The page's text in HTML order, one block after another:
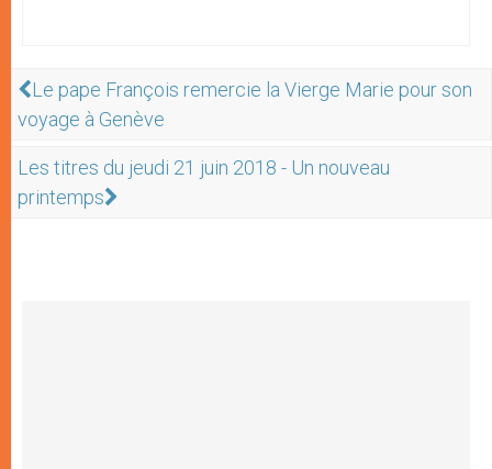
Le pape François remercie la Vierge Marie pour son
voyage à Genève
Les titres du jeudi 21 juin 2018 - Un nouveau
printemps